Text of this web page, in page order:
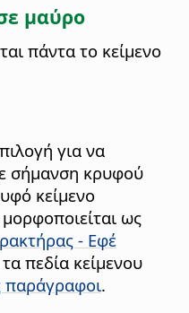
μαύρο
πάντα το κείμενο
για να
σήμανση κρυφού
κείμενο
ως
- Εφέ
τα πεδία κείμενου
παράγραφοι.